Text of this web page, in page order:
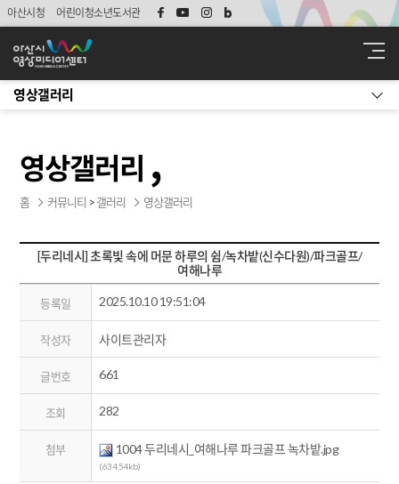
아산시청 어린이청소년도서관
영상갤러리
영상갤러리
홈 커뮤니티 > 갤러리 영상갤러리
[두리네시] 초록빛 속에 머문 하루의 쉼/녹차밭(신수다원)/파크골프/
여해나루
등록일 2025.10.10 19:51:04
작성자 사이트관리자
글번호 661
조회 282
첨부 1004 두리네시_여해나루 파크골프 녹차밭.jpg
(634.54kb)